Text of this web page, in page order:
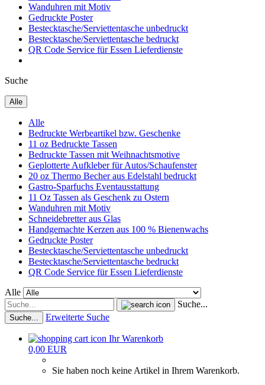
Wanduhren mit Motiv
Gedruckte Poster
Bestecktasche/Serviettentasche unbedruckt
Bestecktasche/Serviettentasche bedruckt
QR Code Service für Essen Lieferdienste
Suche
Alle
Alle
Bedruckte Werbeartikel bzw. Geschenke
11 oz Bedruckte Tassen
Bedruckte Tassen mit Weihnachtsmotive
Geplotterte Aufkleber für Autos/Schaufenster
20 oz Thermo Becher aus Edelstahl bedruckt
Gastro-Sparfuchs Eventausstattung
11 Oz Tassen als Geschenk zu Ostern
Wanduhren mit Motiv
Schneidebretter aus Glas
Handgemachte Kerzen aus 100 % Bienenwachs
Gedruckte Poster
Bestecktasche/Serviettentasche unbedruckt
Bestecktasche/Serviettentasche bedruckt
QR Code Service für Essen Lieferdienste
Alle
Suche...
Suche... Erweiterte Suche
Ihr Warenkorb
0,00 EUR
Sie haben noch keine Artikel in Ihrem Warenkorb.